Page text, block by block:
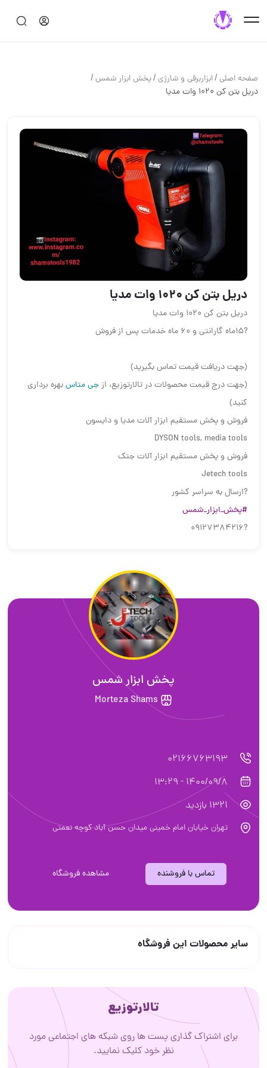
صفحه اصلی/ابزاربرقی و شارژی/پخش ابزار شمس/
دریل بتن کن 1020 وات مدیا
دریل بتن کن 1020 وات مدیا
دریل بتن کن 1020 وات مدیا
?15ماه گارانتی و 60 ماه خدمات پس از فروش
(جهت دریافت قیمت تماس بگیرید)
(جهت درج قیمت محصولات در تالارتوزیع، ازجی متاسبهره برداری
کنید)
فروش و پخش مستقیم ابزار آلات مدیا و دایسون
DYSON tools, media tools
فروش و پخش مستقیم ابزار آلات جتک
Jetech tools
?ارسال به سراسر کشور
#پخش_ابزار_شمس
?09127384216
پخش ابزار شمس
Morteza Shams
02166763193
1400/09/8 - 13:29
1321 بازدید
تهران خیابان امام خمینی میدان حسن آباد کوچه نعمتی
تماس با فروشنده مشاهده فروشگاه
سایر محصولات این فروشگاه
تالارتوزیع
برای اشتراک گذاری پست ها روی شبکه های اجتماعی مورد
نظر خود کلیک نمایید.